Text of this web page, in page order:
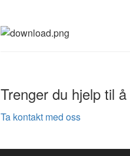
Trenger du hjelp til
Ta kontakt med oss